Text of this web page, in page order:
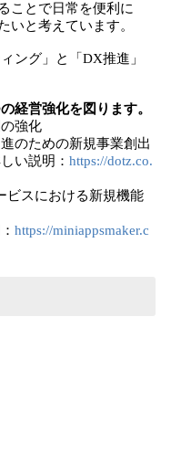
ことで日常を便利に
いと考えています。
ング」と「DX推進」
経営強化を図ります。
強化
のための新規事業創出
い説明： https://dotz.co.
ビスにおける新規機能
https://miniappsmaker.c